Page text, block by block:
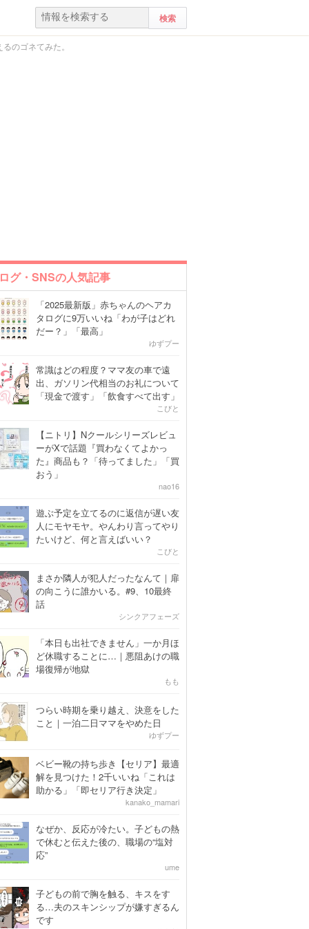
のゴネてみた。
グ・SNSの人気記事
「2025最新版」赤ちゃんのヘアカ
タログに9万いいね「わが子はどれ
だー？」「最高」
ゆずプー
常識はどの程度？ママ友の車で遠
出、ガソリン代相当のお礼について
「現金で渡す」「飲食すべて出す」
こびと
【ニトリ】Nクールシリーズレビュ
ーがXで話題『買わなくてよかっ
た』商品も？「待ってました」「買
おう」
nao16
遊ぶ予定を立てるのに返信が遅い友
人にモヤモヤ。やんわり言ってやり
たいけど、何と言えばいい？
こびと
まさか隣人が犯人だったなんて｜扉
の向こうに誰かいる。#9、10最終
話
シンクアフェーズ
「本日も出社できません」一か月ほ
ど休職することに…｜悪阻あけの職
場復帰が地獄
もも
つらい時期を乗り越え、決意をした
こと｜一泊二日ママをやめた日
ゆずプー
ベビー靴の持ち歩き【セリア】最適
解を見つけた！2千いいね「これは
助かる」「即セリア行き決定」
kanako_mamari
なぜか、反応が冷たい。子どもの熱
で休むと伝えた後の、職場の“塩対
応”
ume
子どもの前で胸を触る、キスをす
る…夫のスキンシップが嫌すぎるん
です